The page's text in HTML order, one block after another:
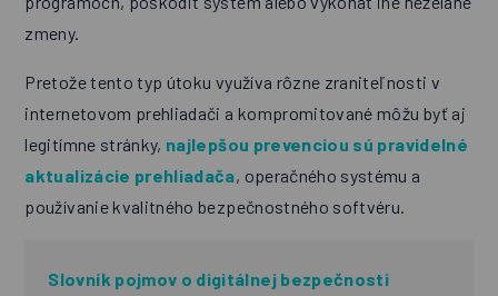
zmeny.
Pretože tento typ útoku využíva rôzne zraniteľnosti v
internetovom prehliadači a kompromitované môžu byť aj
legitímne stránky, najlepšou prevenciou sú pravidelné
aktualizácie prehliadača, operačného systému a
používanie kvalitného bezpečnostného softvéru.
Slovník pojmov o digitálnej bezpečnosti